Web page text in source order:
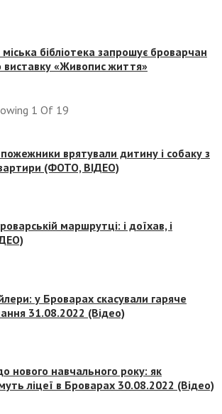
бібліотека запрошує броварчан
«Живопис життя»
1 Of 19
врятували дитину і собаку з
(ФОТО, ВІДЕО)
маршрутці: і доїхав, і
у Броварах скасували гаряче
31.08.2022 (Відео)
нового навчального року: як
ліцеї в Броварах 30.08.2022 (Відео)